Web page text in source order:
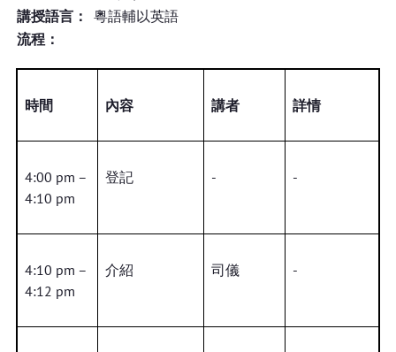
講授語言：
粵語輔以英語
流程：
時間 內容 講者 詳情
4:00 pm –
4:10 pm
登記 - -
4:10 pm –
4:12 pm
介紹 司儀 -